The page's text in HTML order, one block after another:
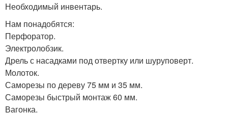
Необходимый инвентарь.
Нам понадобятся:
Перфоратор.
Электролобзик.
Дрель с насадками под отвертку или шуруповерт.
Молоток.
Саморезы по дереву 75 мм и 35 мм.
Саморезы быстрый монтаж 60 мм.
Вагонка.